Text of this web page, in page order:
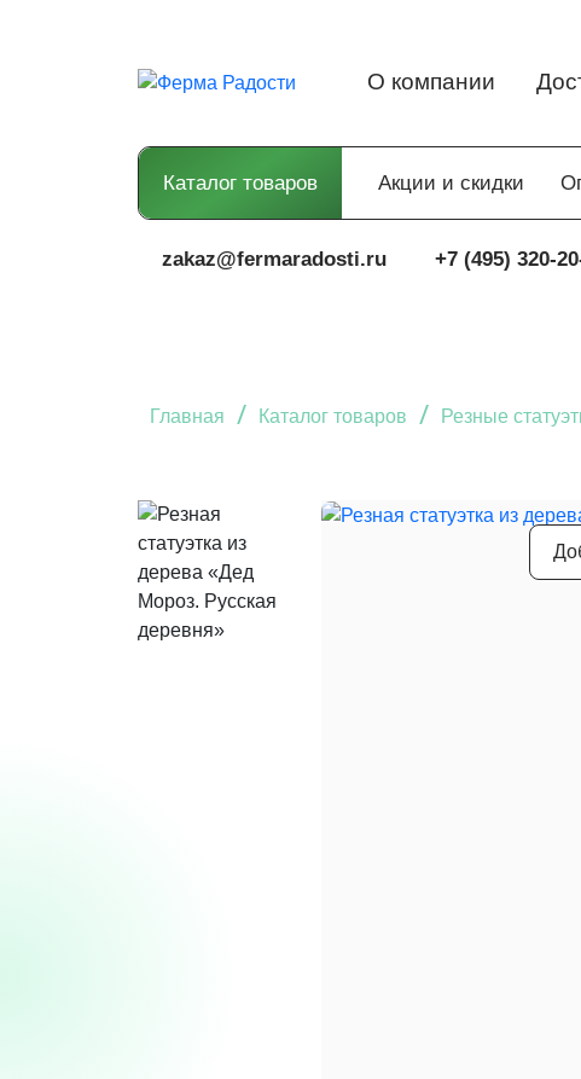
О компании
Каталог товаров Акции и скидки
zakaz@fermaradosti.ru +7 (495) 320-
Главная / Каталог товаров / Резные